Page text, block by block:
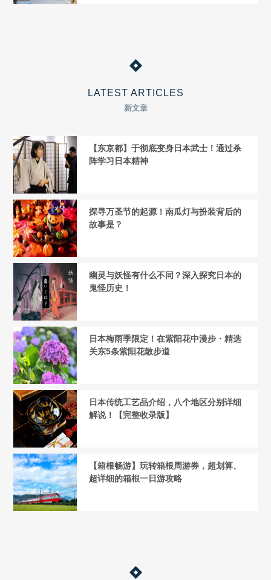
LATEST ARTICLES
新文章
【东京都】于彻底变身日本武士！通过杀
阵学习日本精神
探寻万圣节的起源！南瓜灯与扮装背后的
故事是？
幽灵与妖怪有什么不同？深入探究日本的
鬼怪历史！
日本梅雨季限定！在紫阳花中漫步・精选
关东5条紫阳花散步道
日本传统工艺品介绍，八个地区分别详细
解说！【完整收录版】
【箱根畅游】玩转箱根周游券，超划算、
超详细的箱根一日游攻略